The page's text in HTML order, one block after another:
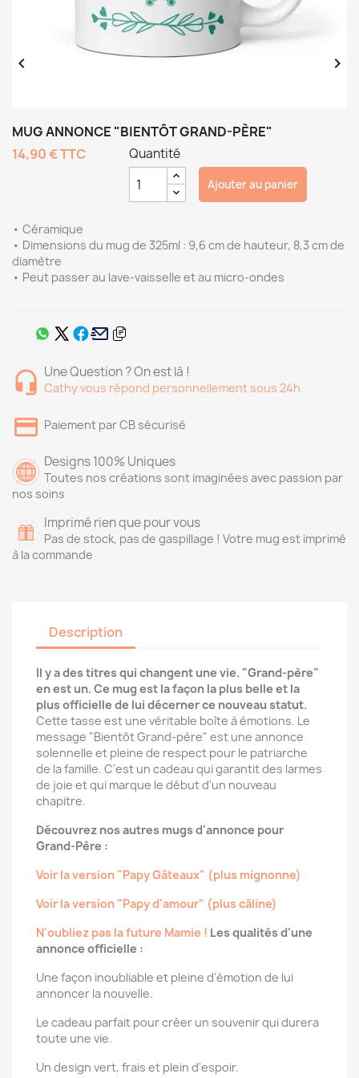
 
MUG ANNONCE "BIENTÔT GRAND-PÈRE"
14,90 €TTC
• Céramique
• Dimensions du mug de 325ml : 9,6 cm de hauteur, 8,3 cm de
diamètre
• Peut passer au lave-vaisselle et au micro-ondes
Quantité
Ajouter au panier
Une Question ? On est là !
Cathy vous répond personnellement sous 24h
Paiement par CB sécurisé
Designs 100% Uniques
Toutes nos créations sont imaginées avec passion par
nos soins
Imprimé rien que pour vous
Pas de stock, pas de gaspillage ! Votre mug est imprimé
à la commande
Description
Il y a des titres qui changent une vie. "Grand-père"
en est un. Ce mug est la façon la plus belle et la
plus officielle de lui décerner ce nouveau statut.
Cette tasse est une véritable boîte à émotions. Le
message "Bientôt Grand-père" est une annonce
solennelle et pleine de respect pour le patriarche
de la famille. C'est un cadeau qui garantit des larmes
de joie et qui marque le début d'un nouveau
chapitre.
Découvrez nos autres mugs d'annonce pour
Grand-Père :
Voir la version "Papy Gâteaux" (plus mignonne)
Voir la version "Papy d'amour" (plus câline)
N'oubliez pas la future Mamie ! Les qualités d'une
annonce officielle :
Une façon inoubliable et pleine d'émotion de lui
annoncer la nouvelle.
Le cadeau parfait pour créer un souvenir qui durera
toute une vie.
Un design vert, frais et plein d'espoir.